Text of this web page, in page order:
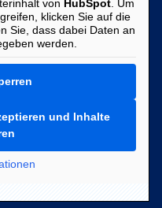
von HubSpot. Um
klicken Sie auf die
Sie, dass dabei Daten an
werden.
und Inhalte